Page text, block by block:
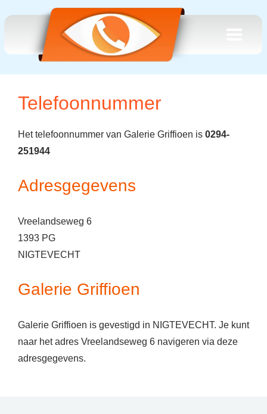
Telefoonnummer
Het telefoonnummer van Galerie Griffioen is 0294-
251944
Adresgegevens
Vreelandseweg 6
1393 PG
NIGTEVECHT
Galerie Griffioen
Galerie Griffioen is gevestigd in NIGTEVECHT. Je kunt
naar het adres Vreelandseweg 6 navigeren via deze
adresgegevens.